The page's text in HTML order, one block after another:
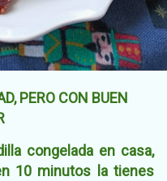
PERO CON BUEN
congelada en casa,
10 minutos la tienes